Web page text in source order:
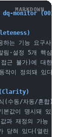
monitor (001)
는 기능 요구사항이 존
·설정 5개 핵심 영역이
근 불가)에 대한 동작이
이 정의돼 있다
(Clarity)
수동/자동/혼합)이 명시
값이 명시돼 있다
재정의 가능 여부가
닫혀 있다(열린 "등등"